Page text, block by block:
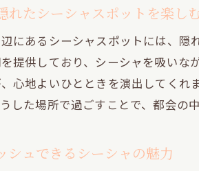
れたシーシャスポットを楽し
にあるシーシャスポットには、
提供しており、シーシャを吸い
心地よいひとときを演出してく
した場所で過ごすことで、都会
シュできるシーシャの魅力